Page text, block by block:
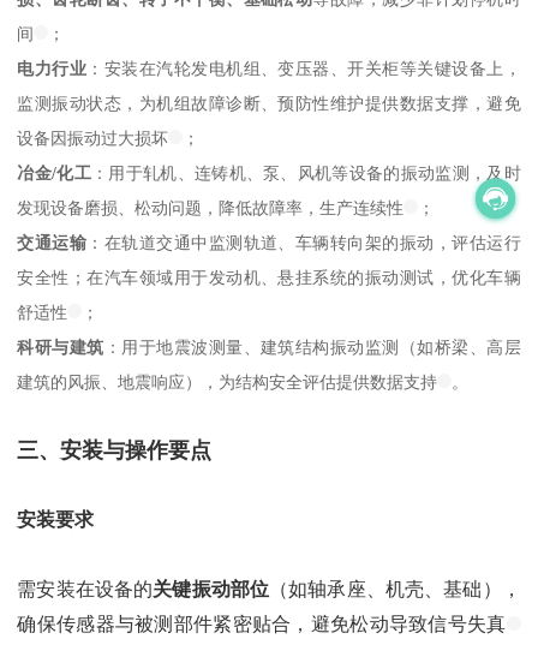
间
；
电力行业 ：安装在汽轮发电机组、变压器、开关柜等关键设备上，
监测振动状态，为机组故障诊断、预防性维护提供数据支撑，避免
设备因振动过大损坏
；
冶金/化工：用于轧机、连铸机、泵、风机等设备的振动监测，及时
发现设备磨损、松动问题，降低故障率，生产连续性
；
交通运输 ：在轨道交通中监测轨道、车辆转向架的振动，评估运行
安全性；在汽车领域用于发动机、悬挂系统的振动测试，优化车辆
舒适性
；
科研与建筑 ：用于地震波测量、建筑结构振动监测（如桥梁、高层
建筑的风振、地震响应），为结构安全评估提供数据支持
。
三、安装与操作要点
安装要求
需安装在设备的关键振动部位 （如轴承座、机壳、基础），
确保传感器与被测部件紧密贴合，避免松动导致信号失真